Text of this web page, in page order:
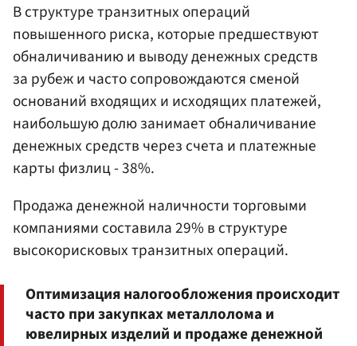
В структуре транзитных операций
повышенного риска, которые предшествуют
обналичиванию и выводу денежных средств
за рубеж и часто сопровождаются сменой
оснований входящих и исходящих платежей,
наибольшую долю занимает обналичивание
денежных средств через счета и платежные
карты физлиц - 38%.
Продажа денежной наличности торговыми
компаниями составила 29% в структуре
высокорисковых транзитных операций.
Оптимизация налогообложения происходит
часто при закупках металлолома и
ювелирных изделий и продаже денежной